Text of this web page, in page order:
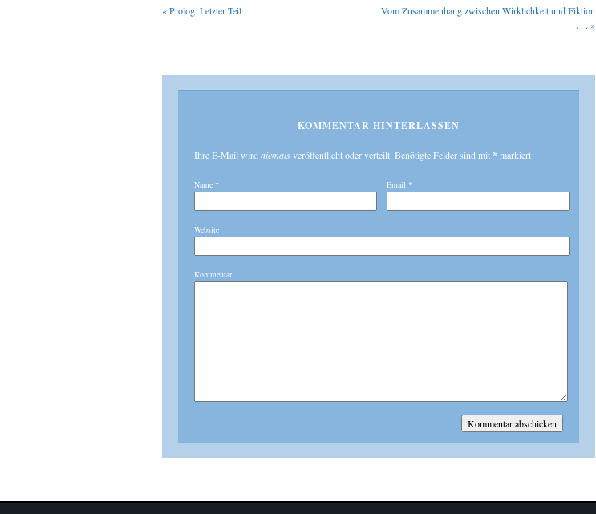
«Prolog: Letzter Teil
Vom Zusammenhang zwischen Wirklichkeit und Fiktion
. . . »
KOMMENTAR HINTERLASSEN
Ihre E-Mail wird niemalsveröffentlicht oder verteilt. Benötigte Felder sind mit*markiert
Name * Email *
Website
Kommentar